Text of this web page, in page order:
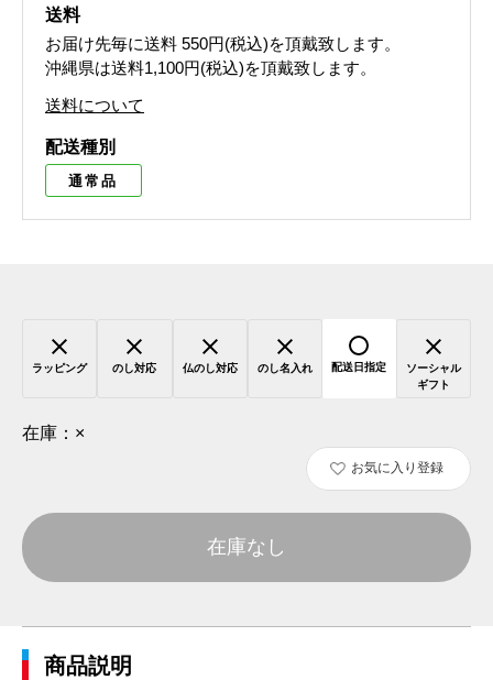
送料
お届け先毎に送料 550円(税込)を頂戴致します。
沖縄県は送料1,100円(税込)を頂戴致します。
送料について
配送種別
通常品
ラッピング のし対応 仏のし対応 のし名入れ 配送日指定
ソーシャル
ギフト
在庫： ×
お気に入り登録
在庫なし
商品説明